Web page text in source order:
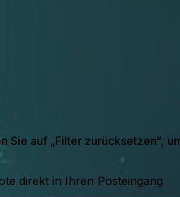
Sie auf „Filter zurücksetzen“,
direkt in Ihren Posteingang